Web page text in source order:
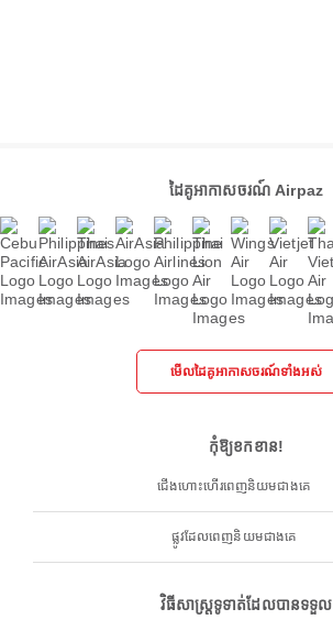
ដៃគូអាកាសចរណ៍ Airpaz
មើលដៃគូអាកាសចរណ៍ទាំងអស់
កុំឱ្យខកខាន!
ជើងហោះហើរពេញនិយមជាងគេ
ផ្លូវដែលពេញនិយមជាងគេ
វិធីសាស្ត្រទូទាត់ដែលបានទទួល